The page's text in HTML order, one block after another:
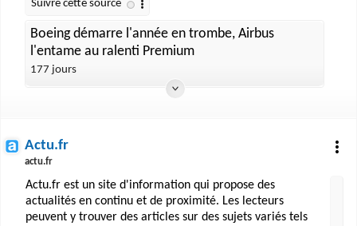
Boeing démarre l'année en trombe, Airbus
l'entame au ralenti Premium
177 jours
Actu.fr
actu.fr
Actu.fr est un site d'information qui propose des
actualités en continu et de proximité. Les lecteurs
peuvent y trouver des articles sur des sujets variés tels